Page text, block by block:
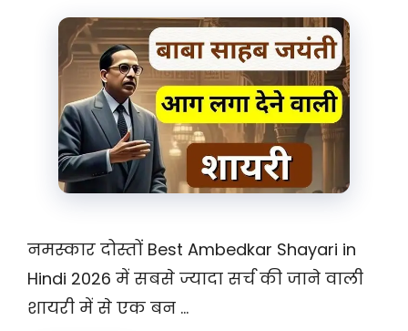
नमस्कार दोस्तों Best Ambedkar Shayari in
Hindi 2026 में सबसे ज्यादा सर्च की जाने वाली
शायरी में से एक बन …